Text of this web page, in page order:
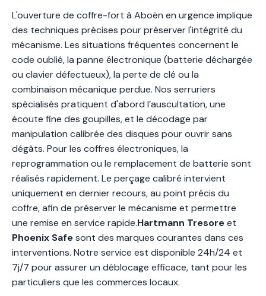
L'ouverture de coffre-fort à Aboën en urgence implique
des techniques précises pour préserver l'intégrité du
mécanisme. Les situations fréquentes concernent le
code oublié, la panne électronique (batterie déchargée
ou clavier défectueux), la perte de clé ou la
combinaison mécanique perdue. Nos serruriers
spécialisés pratiquent d'abord l’auscultation, une
écoute fine des goupilles, et le décodage par
manipulation calibrée des disques pour ouvrir sans
dégâts. Pour les coffres électroniques, la
reprogrammation ou le remplacement de batterie sont
réalisés rapidement. Le perçage calibré intervient
uniquement en dernier recours, au point précis du
coffre, afin de préserver le mécanisme et permettre
une remise en service rapide.Hartmann Tresoreet
Phoenix Safesont des marques courantes dans ces
interventions. Notre service est disponible 24h/24 et
7j/7 pour assurer un déblocage efficace, tant pour les
particuliers que les commerces locaux.